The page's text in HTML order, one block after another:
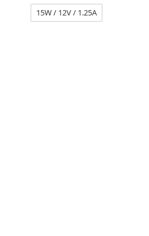
15W / 12V / 1.25A